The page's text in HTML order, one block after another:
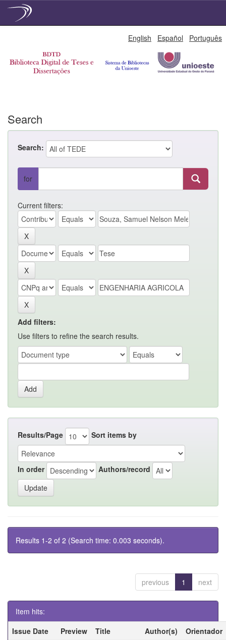
English Español Português
Search
Search:
for
Current filters:
Add filters:
Use filters to refine the search results.
Results/Page Sort items by
In order Authors/record
Results 1-2 of 2 (Search time: 0.003 seconds).
previous 1 next
Item hits:
Issue Date
Preview Title Author(s)
Orientador